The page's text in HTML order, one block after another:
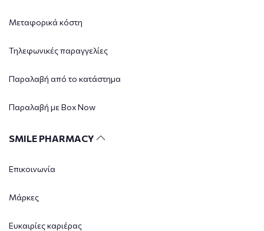
Μεταφορικά κόστη
Τηλεφωνικές παραγγελίες
Παραλαβή από το κατάστημα
Παραλαβή με Box Now
SMILE PHARMACY
Επικοινωνία
Μάρκες
Ευκαιρίες καριέρας